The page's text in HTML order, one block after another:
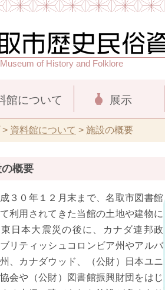
of History and Folklore
館について 展示
> 資料館について > 施設の概要
概要
３０年１２月末まで、名取市図書館
利用されてきた当館の土地や建物に
日本大震災の後に、カナダ連邦政
リティッシュコロンビア州やアルバ
、カナダウッド、（公財）日本ユニ
会や（公財）図書館振興財団をはじ